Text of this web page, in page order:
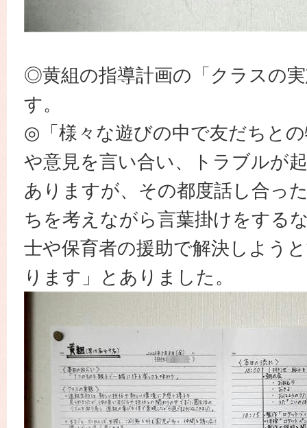
◎黄組の指導計画の「クラスの
す。
◎「様々な遊びの中で友だちと
や意見を言い合い、トラブルが
ありますが、その都度話し合っ
ちを考えながら言葉掛けをする
士や保育者の援助で解決しよう
ります」とありました。